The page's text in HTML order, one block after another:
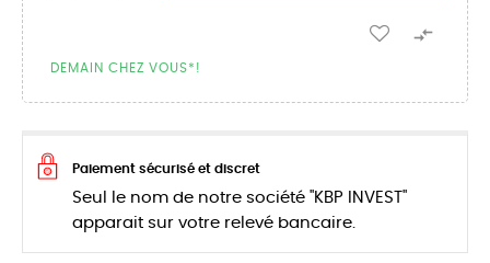

DEMAIN CHEZ VOUS*!
Paiement sécurisé et discret
Seul le nom de notre société "KBP INVEST"
apparait sur votre relevé bancaire.